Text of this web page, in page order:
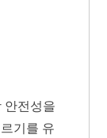
안전성을
기를 유